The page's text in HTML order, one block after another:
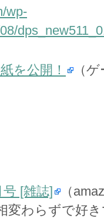
wp-
を公開！ （
[雑誌]
（
変わらずで好